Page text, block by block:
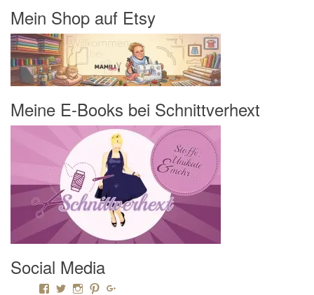
Mein Shop auf Etsy
Meine E-Books bei Schnittverhext
Social Media
Profil von Mamili1910 auf Facebook anzeigen
Profil von Mamili1910 auf Twitter anzeigen
Profil von Mamili1910 auf Instagram anzeigen
Profil von Mamili1910 auf Pinterest anzeigen